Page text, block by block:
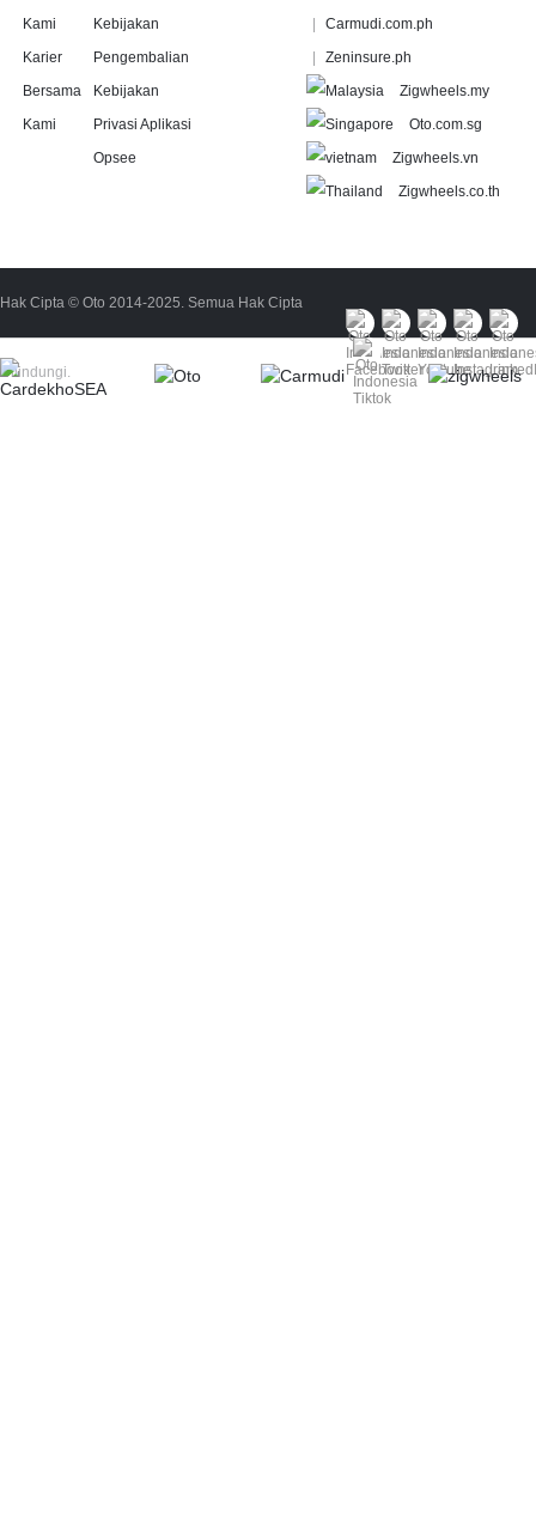
Kami
Karier
Bersama
Kami
Kebijakan
Pengembalian
Kebijakan
Privasi Aplikasi
Opsee
Carmudi.com.ph
Zeninsure.ph
Zigwheels.my
Oto.com.sg
Zigwheels.vn
Zigwheels.co.th
Hak Cipta © Oto 2014-2025. Semua Hak Cipta
Dilindungi.